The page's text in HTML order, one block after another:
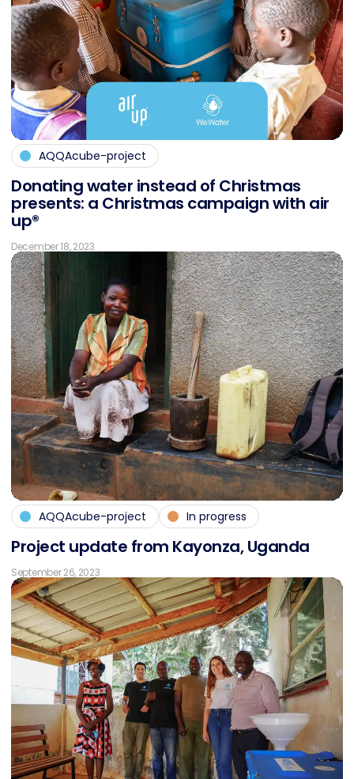
AQQAcube-project
Do­na­ting wa­ter in­s­tead of Christ­mas
pres­ents: a Christ­mas cam­pai­gn with air
up®
December 18, 2023
AQQAcube-project In progress
Pro­ject up­date from Kayon­za, Ugan­da
September 26, 2023